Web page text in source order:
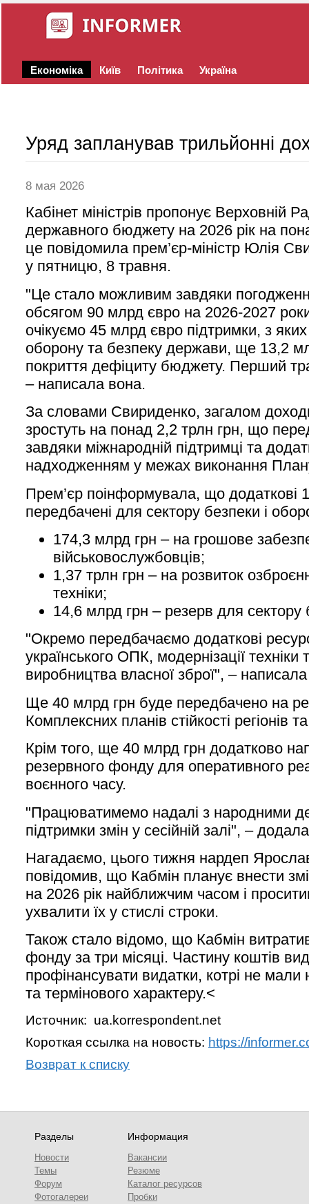
Економіка Київ Політика Україна
Уряд запланував трильйонні
8 мая 2026
Кабінет міністрів пропонує Верховній
державного бюджету на 2026 рік на
це повідомила прем’єр-міністр Юлія
у пятницю, 8 травня.
"Це стало можливим завдяки
обсягом 90 млрд євро на 2026-2027
очікуємо 45 млрд євро підтримки, з
оборону та безпеку держави, ще 13,2
покриття дефіциту бюджету. Перший
– написала вона.
За словами Свириденко, загалом
зростуть на понад 2,2 трлн грн, що
завдяки міжнародній підтримці та
надходженням у межах виконання
Прем’єр поінформувала, що додаткові
передбачені для сектору безпеки і
174,3 млрд грн – на грошове
військовослужбовців;
1,37 трлн грн – на розвиток
техніки;
14,6 млрд грн – резерв для сектору
"Окремо передбачаємо додаткові
українського ОПК, модернізації
виробництва власної зброї", –
Ще 40 млрд грн буде передбачено на
Комплексних планів стійкості регіонів
Крім того, ще 40 млрд грн додатково
резервного фонду для оперативного
воєнного часу.
"Працюватимемо надалі з народними
підтримки змін у сесійній залі", –
Нагадаємо, цього тижня нардеп
повідомив, що Кабмін планує внести
на 2026 рік найближчим часом і
ухвалити їх у стислі строки.
Також стало відомо, що Кабмін
фонду за три місяці. Частину коштів
профінансувати видатки, котрі не мали
та термінового характеру.<
Источник: ua.korrespondent.net
Короткая ссылка на новость: https://
Возврат к списку
Разделы
Новости
Темы
Форум
Фотогалереи
Информация
Вакансии
Резюме
Каталог ресурсов
Пробки